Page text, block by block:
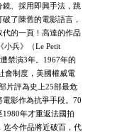
、採用即興手法，跳
了陳舊的電影語言，
的一頁！高達的作品
小兵》（Le Petit
禁演3年。1967年的
會制度，美國權威電
片評為史上25部最危
影作為抗爭手段。70
年才重返法國拍
迄今作品將近破百，代